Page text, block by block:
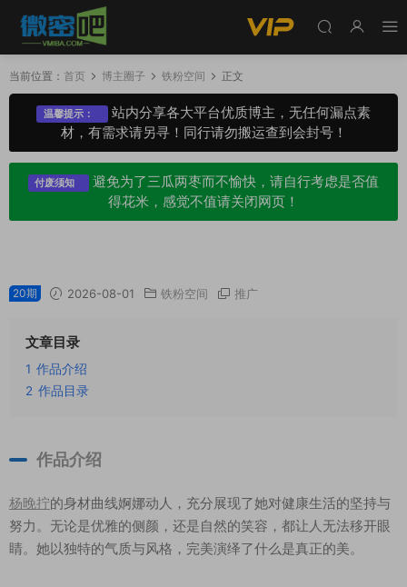
当前位置： 首页 博主圈子 铁粉空间 正文
温馨提示：
站内分享各大平台优质博主，无任何漏点素
材，有需求请另寻！同行请勿搬运查到会封号！
付废须知
避免为了三瓜两枣而不愉快，请自行考虑是否值
得花米，感觉不值请关闭网页！
20期 2026-08-01 铁粉空间 推广
文章目录
1 作品介绍
2 作品目录
作品介绍
杨晚拧的身材曲线婀娜动人，充分展现了她对健康生活的坚持与
努力。无论是优雅的侧颜，还是自然的笑容，都让人无法移开眼
睛。她以独特的气质与风格，完美演绎了什么是真正的美。